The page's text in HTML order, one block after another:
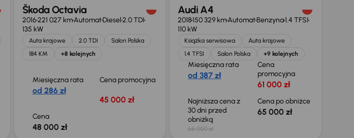
Škoda Octavia
2016221 027 kmAutomatDiesel2.0 TDI
135 kW
Auta krajowe 2.0 TDI
Salon Polska
184 KM
+8 kolejnych
Miesięczna rata
od 286 zł
Cena promocyjna
45 000 zł
Cena
48 000 zł
Audi A4
2018150 329 kmAutomatBenzyna1.4 TFSI
110 kW
Książka serwisowa
Auta krajowe
1.4 TFSI
Salon Polska +9 kolejnych
Miesięczna rata
od 387 zł
Cena
promocyjna
61 000 zł
Najniższa cena z
30 dni przed
obniżką
66 000 zł
Cena po obniżce
65 000 zł
Taniej o 1 000 zł